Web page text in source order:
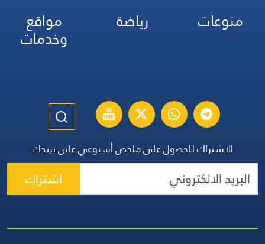
منوعات
رياضة مواقع
وخدمات
الاشتراك للحصول على ملخص أسبوعي على بريدك
اشتراك